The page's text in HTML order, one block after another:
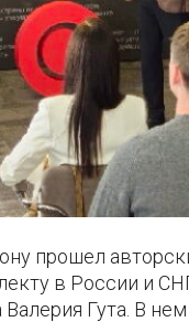
прошел
в России и
Гута. В